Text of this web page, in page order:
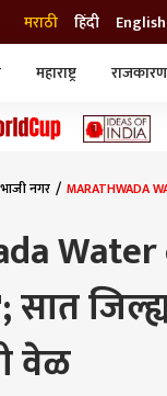
मराठी हिंदी English
महाराष्ट्र राजकारण
नगर MARATHWADA
Water
सात
वेळ